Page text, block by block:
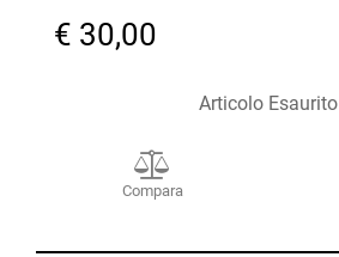
€ 30,00
Articolo Esaurito
Compara